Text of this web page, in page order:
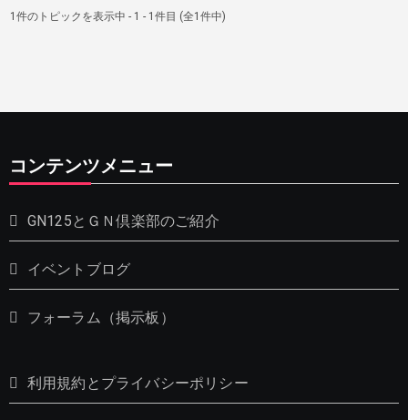
1件のトピックを表示中 - 1 - 1件目 (全1件中)
コンテンツメニュー
GN125とＧＮ倶楽部のご紹介
イベントブログ
フォーラム（掲示板）
利用規約とプライバシーポリシー